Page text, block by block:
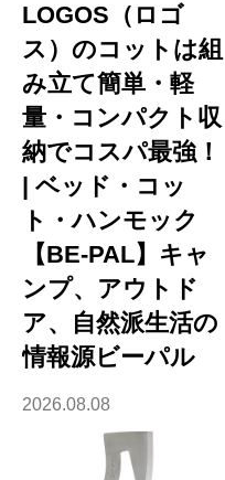
LOGOS（ロゴ
ス）のコットは組
み立て簡単・軽
量・コンパクト収
納でコスパ最強！
| ベッド・コッ
ト・ハンモック
【BE-PAL】キャ
ンプ、アウトド
ア、自然派生活の
情報源ビーパル
2026.08.08